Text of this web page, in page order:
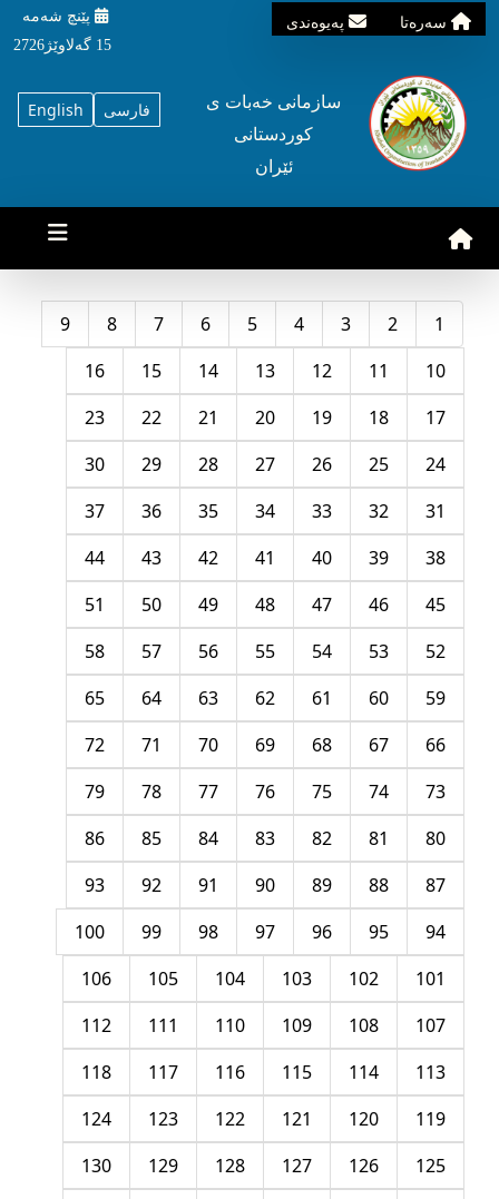
سه‌ره‌تا په‌یوه‌ندی
پێنچ شه‌مه‌
15 گه‌لاوێژ2726
English فارسی
سازمانی خه‌بات ی
کوردستانی
ئێران
1
2
3
4
5
6
7
8
9
10
11
12
13
14
15
16
17
18
19
20
21
22
23
24
25
26
27
28
29
30
31
32
33
34
35
36
37
38
39
40
41
42
43
44
45
46
47
48
49
50
51
52
53
54
55
56
57
58
59
60
61
62
63
64
65
66
67
68
69
70
71
72
73
74
75
76
77
78
79
80
81
82
83
84
85
86
87
88
89
90
91
92
93
94
95
96
97
98
99
100
101
102
103
104
105
106
107
108
109
110
111
112
113
114
115
116
117
118
119
120
121
122
123
124
125
126
127
128
129
130